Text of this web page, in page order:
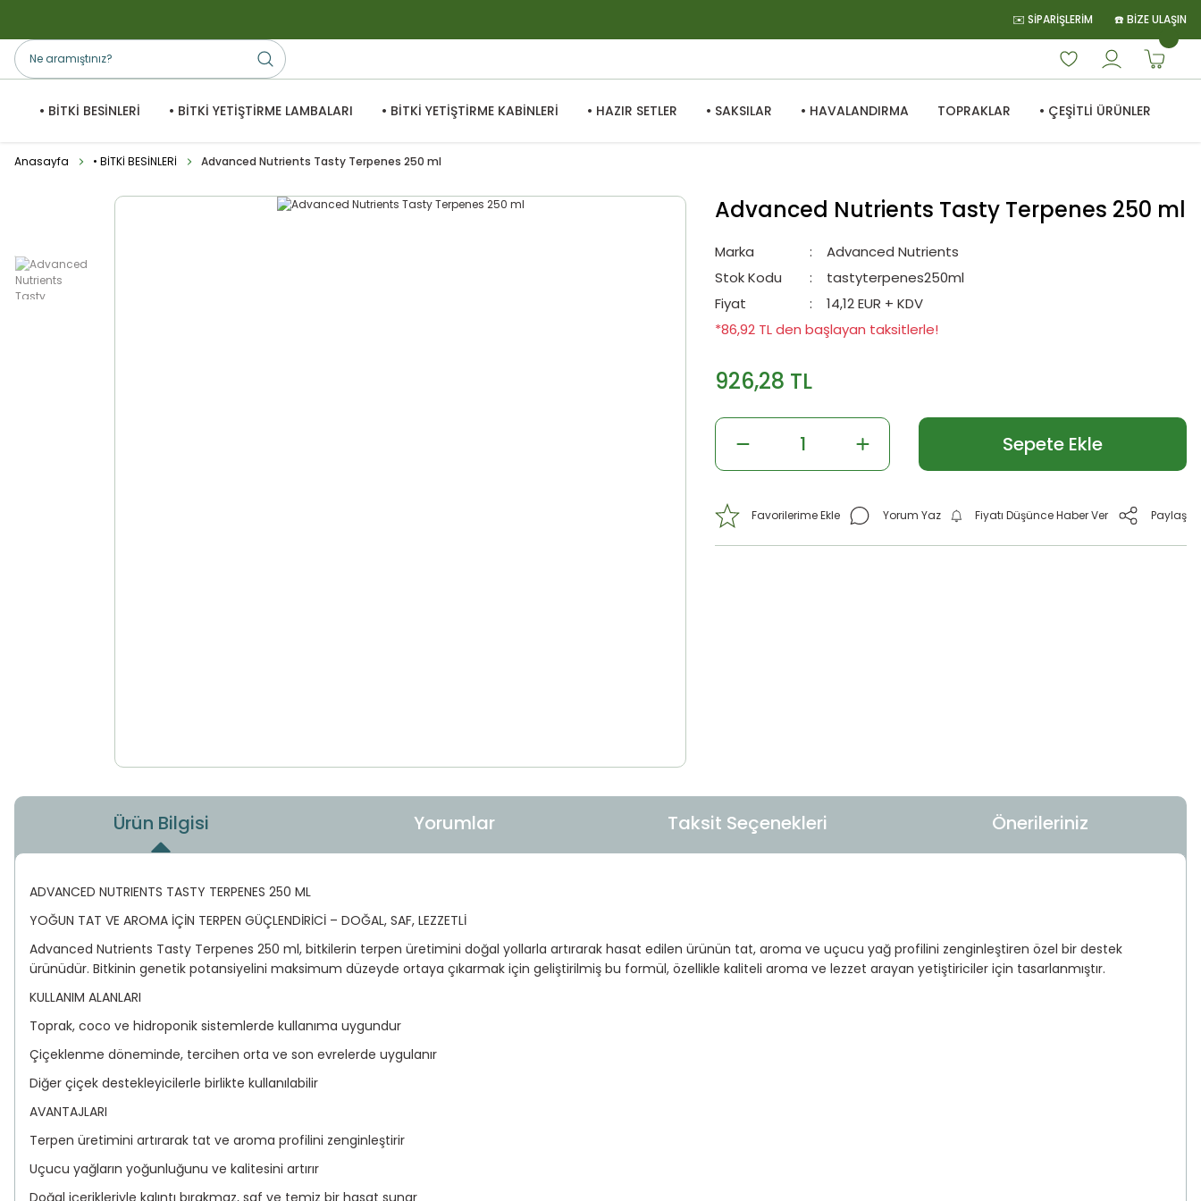
✉️ SİPARİŞLERİM ☎️ BİZE ULAŞIN
• BİTKİ BESİNLERİ • BİTKİ YETİŞTİRME LAMBALARI • BİTKİ YETİŞTİRME KABİNLERİ • HAZIR SETLER • SAKSILAR • HAVALANDIRMA TOPRAKLAR • ÇEŞİTLİ ÜRÜNLER
Anasayfa • BİTKİ BESİNLERİ Advanced Nutrients Tasty Terpenes 250 ml
Advanced Nutrients Tasty Terpenes 250 ml
Marka
Advanced Nutrients
Stok Kodu
tastyterpenes250ml
Fiyat
14,12 EUR + KDV
*86,92 TL den başlayan taksitlerle!
926,28 TL
Sepete Ekle
Ürün Bilgisi Yorumlar Taksit Seçenekleri Önerileriniz
ADVANCED NUTRIENTS TASTY TERPENES 250 ML
YOĞUN TAT VE AROMA İÇİN TERPEN GÜÇLENDİRİCİ – DOĞAL, SAF, LEZZETLİ
Advanced Nutrients Tasty Terpenes 250 ml, bitkilerin terpen üretimini doğal yollarla artırarak hasat edilen ürünün tat, aroma ve uçucu yağ profilini zenginleştiren özel bir destek
ürünüdür. Bitkinin genetik potansiyelini maksimum düzeyde ortaya çıkarmak için geliştirilmiş bu formül, özellikle kaliteli aroma ve lezzet arayan yetiştiriciler için tasarlanmıştır.
KULLANIM ALANLARI
Toprak, coco ve hidroponik sistemlerde kullanıma uygundur
Çiçeklenme döneminde, tercihen orta ve son evrelerde uygulanır
Diğer çiçek destekleyicilerle birlikte kullanılabilir
AVANTAJLARI
Terpen üretimini artırarak tat ve aroma profilini zenginleştirir
Uçucu yağların yoğunluğunu ve kalitesini artırır
Doğal içerikleriyle kalıntı bırakmaz, saf ve temiz bir hasat sunar